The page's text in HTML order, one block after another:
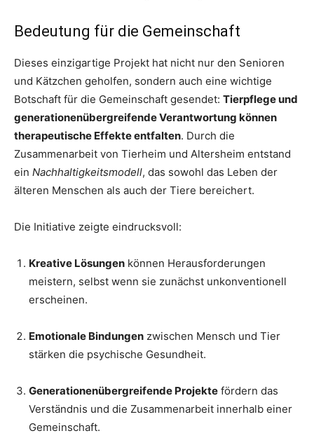
Bedeutung für die Gemeinschaft
Dieses einzigartige Projekt hat nicht nur den Senioren
und Kätzchen geholfen, sondern auch eine wichtige
Botschaft für die Gemeinschaft gesendet: Tierpflege und
generationenübergreifende Verantwortung können
therapeutische Effekte entfalten. Durch die
Zusammenarbeit von Tierheim und Altersheim entstand
ein Nachhaltigkeitsmodell, das sowohl das Leben der
älteren Menschen als auch der Tiere bereichert.
Die Initiative zeigte eindrucksvoll:
Kreative Lösungen können Herausforderungen
meistern, selbst wenn sie zunächst unkonventionell
erscheinen.
Emotionale Bindungen zwischen Mensch und Tier
stärken die psychische Gesundheit.
Generationenübergreifende Projekte fördern das
Verständnis und die Zusammenarbeit innerhalb einer
Gemeinschaft.